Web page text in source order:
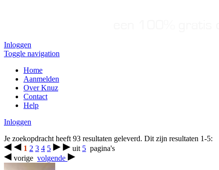
Inloggen
Toggle navigation
Home
Aanmelden
Over Knuz
Contact
Help
Inloggen
Je zoekopdracht heeft 93 resultaten geleverd. Dit zijn resultaten 1-5:
1 2 3 4 5 uit 5 pagina's
vorige volgende